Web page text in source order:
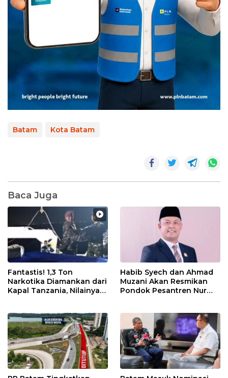
Batam Kota Batam
Baca Juga
Fantastis! 1,3 Ton
Narkotika Diamankan dari
Kapal Tanzania, Nilainya
Habib Syech dan Ahmad
Muzani Akan Resmikan
Pondok Pesantren Nur